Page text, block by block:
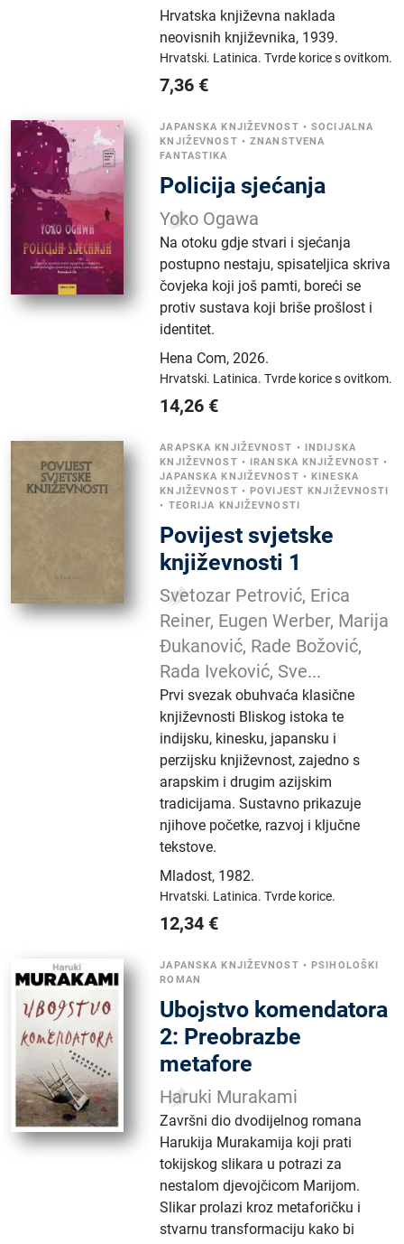
Hrvatska književna naklada
neovisnih književnika, 1939.
Hrvatski. Latinica.Tvrde korice s ovitkom.
7,36 €
JAPANSKA KNJIŽEVNOST •SOCIJALNA
KNJIŽEVNOST •ZNANSTVENA
FANTASTIKA
Policija sjećanja
Yoko Ogawa
Na otoku gdje stvari i sjećanja
postupno nestaju, spisateljica skriva
čovjeka koji još pamti, boreći se
protiv sustava koji briše prošlost i
identitet.
Hena Com,2026.
Hrvatski. Latinica.Tvrde korice s ovitkom.
14,26 €
ARAPSKA KNJIŽEVNOST • INDIJSKA
KNJIŽEVNOST • IRANSKA KNJIŽEVNOST •
JAPANSKA KNJIŽEVNOST •KINESKA
KNJIŽEVNOST •POVIJEST KNJIŽEVNOSTI
• TEORIJA KNJIŽEVNOSTI
Povijest svjetske
književnosti 1
Svetozar Petrović, Erica
Reiner, Eugen Werber, Marija
Đukanović, Rade Božović,
Rada Iveković, Sve...
Prvi svezak obuhvaća klasične
književnosti Bliskog istoka te
indijsku, kinesku, japansku i
perzijsku književnost, zajedno s
arapskim i drugim azijskim
tradicijama. Sustavno prikazuje
njihove početke, razvoj i ključne
tekstove.
Mladost, 1982.
Hrvatski. Latinica.Tvrde korice.
12,34 €
JAPANSKA KNJIŽEVNOST •PSIHOLOŠKI
ROMAN
Ubojstvo komendatora
2: Preobrazbe
metafore
Haruki Murakami
Završni dio dvodijelnog romana
Harukija Murakamija koji prati
tokijskog slikara u potrazi za
nestalom djevojčicom Marijom.
Slikar prolazi kroz metaforičku i
stvarnu transformaciju kako bi